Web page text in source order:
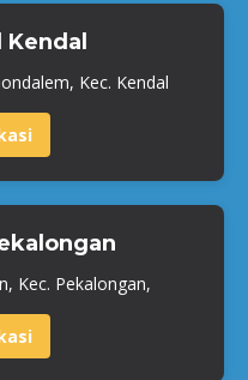
Kec. Kendal
Kec. Pekalongan,